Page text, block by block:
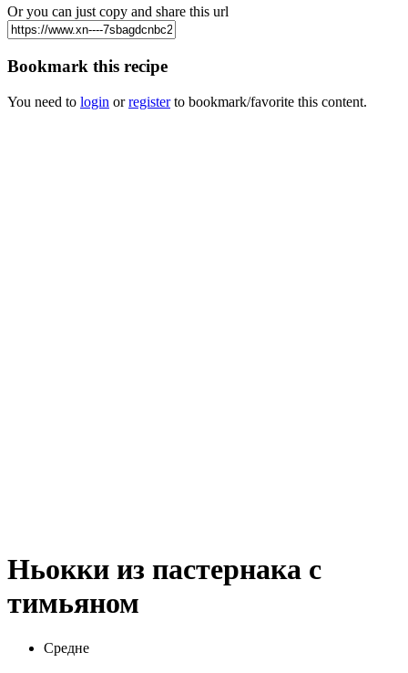
Or you can just copy and share this url
Bookmark this recipe
You need to login orregisterto bookmark/favorite this content.
Ньокки из пастернака с
тимьяном
Средне